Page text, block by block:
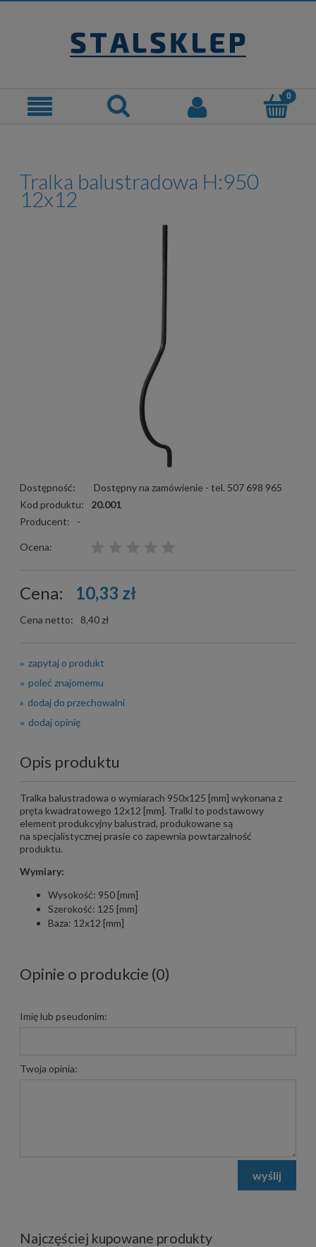
Tralka balustradowa H:950
12x12
Dostępność:
Dostępny na zamówienie - tel. 507 698 965
Kod produktu:
20.001
Producent:
-
Ocena:
Cena: 10,33 zł
Cena netto: 8,40 zł
zapytaj o produkt
poleć znajomemu
dodaj do przechowalni
dodaj opinię
Opis produktu
Tralka balustradowa o wymiarach 950x125 [mm] wykonana z
pręta kwadratowego 12x12 [mm]. Tralki to podstawowy
element produkcyjny balustrad, produkowane są
na specjalistycznej prasie co zapewnia powtarzalność
produktu.
Wymiary:
Wysokość: 950 [mm]
Szerokość: 125 [mm]
Baza: 12x12 [mm]
Opinie o produkcie (0)
Imię lub pseudonim:
Twoja opinia:
wyślij
Najczęściej kupowane produkty